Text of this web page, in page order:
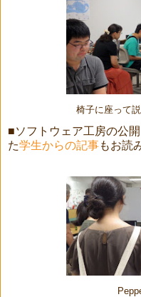
椅子に座って
■ソフトウェア工房の公
た学生からの記事もお読